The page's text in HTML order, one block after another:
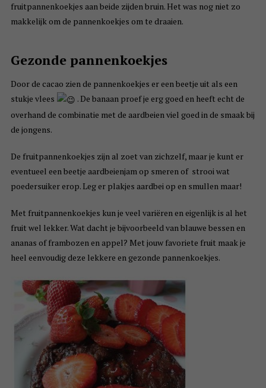
fruitpannenkoekjes aan beide zijden bruin. Het was nog niet zo
makkelijk om de pannenkoekjes om te draaien.
Gezonde pannenkoekjes
Door de cacao zien de pannenkoekjes er een beetje uit als een
stukje vlees
. De banaan proef je erg goed en heeft echt de
overhand de combinatie met de aardbeien viel goed in de smaak bij
de jongens.
De fruitpannenkoekjes zijn al zoet van zichzelf, maar je kunt er
eventueel een beetje aardbeienjam op smeren of strooi wat
poedersuiker erop. Leg er plakjes aardbei op en smullen maar!
Met fruitpannenkoekjes kun je veel variëren en eigenlijk is al het
fruit wel lekker. Wat dacht je bijvoorbeeld van blauwe bessen en
ananas of frambozen en appel? Met jouw favoriete fruit maak je
heel eenvoudig deze lekkere en gezonde pannenkoekjes.